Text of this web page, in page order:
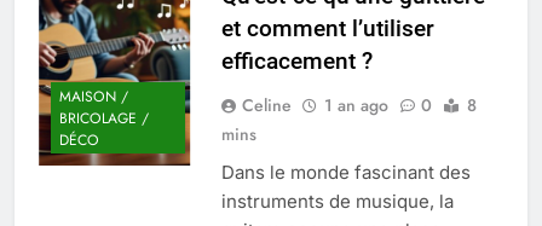
Quel est le salaire de Myriam Seurat en
2025 ?
4 Mois Ago
Okrami : comprendre ses
fonctionnalités clés et avantages
MAISON /
BRICOLAGE /
DÉCO
et comment l’utiliser
efficacement ?
Celine 1 an ago 0
8
mins
Dans le monde fascinant des
instruments de musique, la